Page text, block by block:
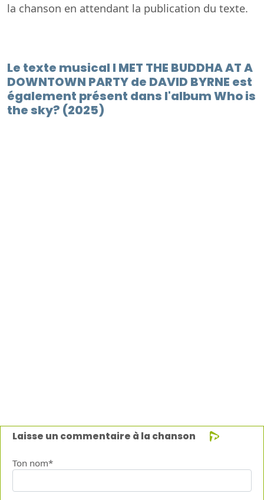
la chanson en attendant la publication du texte.
Le texte musical I MET THE BUDDHA AT A
DOWNTOWN PARTY de DAVID BYRNE est
également présent dans l'album Who is
the sky? (2025)
Laisse un commentaire à la chanson
Ton nom*